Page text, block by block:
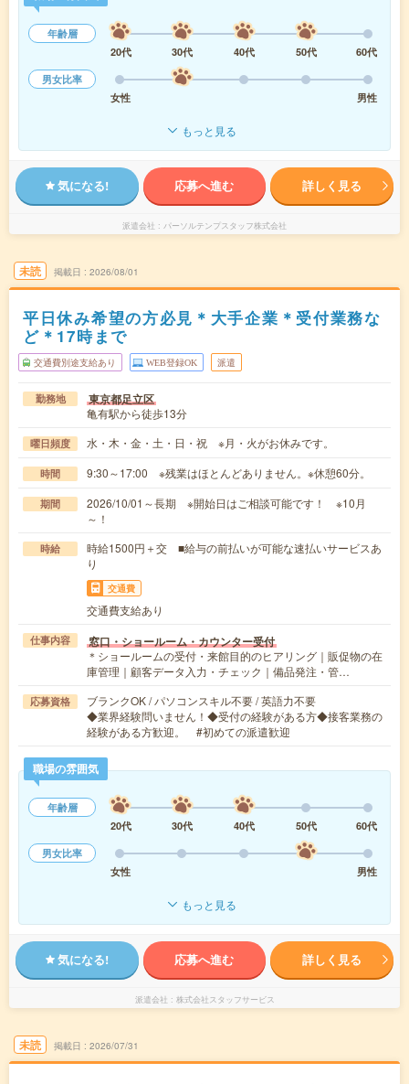
年齢層
20代
30代 40代 50代
60代
男女比率
女性
男性
もっと見る
気になる! 応募へ進む 詳しく見る
派遣会社 パーソルテンプスタッフ株式会社
未読 掲載日 2026/08/01
平日休み希望の方必見＊大手企業＊受付業務な
ど＊17時まで
交通費別途支給あり WEB登録OK 派遣
勤務地 東京都足立区
亀有駅から徒歩13分
曜日頻度 水・木・金・土・日・祝 ※月・火がお休みです。
時間 9:30～17:00 ※残業はほとんどありません。※休憩60分。
期間
2026/10/01～長期 ※開始日はご相談可能です！ ※10月
～！
時給
時給1500円＋交 ■給与の前払いが可能な速払いサービスあ
り
交通費
交通費支給あり
仕事内容 窓口・ショールーム・カウンター受付
＊ショールームの受付・来館目的のヒアリング｜販促物の在
庫管理｜顧客データ入力・チェック｜備品発注・管…
応募資格
ブランクOK / パソコンスキル不要 / 英語力不要
◆業界経験問いません！◆受付の経験がある方◆接客業務の
経験がある方歓迎。 #初めての派遣歓迎
職場の雰囲気
年齢層
20代
30代 40代 50代
60代
男女比率
女性
男性
もっと見る
気になる! 応募へ進む 詳しく見る
派遣会社 株式会社スタッフサービス
未読 掲載日 2026/07/31